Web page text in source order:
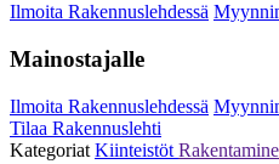
Ilmoita Rakennuslehdessä
Mainostajalle
Ilmoita Rakennuslehdessä
Tilaa Rakennuslehti
Kategoriat Kiinteistöt